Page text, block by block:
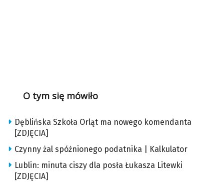
O tym się mówiło
Dęblińska Szkoła Orląt ma nowego komendanta
[ZDJĘCIA]
Czynny żal spóźnionego podatnika | Kalkulator
Lublin: minuta ciszy dla posła Łukasza Litewki
[ZDJĘCIA]